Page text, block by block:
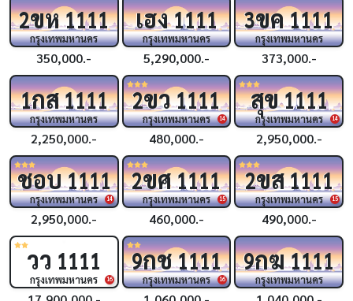
2ขห1111
กรุงเทพมหานคร
350,000.-
เฮง1111
กรุงเทพมหานคร
5,290,000.-
3ขค1111
กรุงเทพมหานคร
373,000.-
1กส1111
กรุงเทพมหานคร
2,250,000.-
14
2ขว1111
กรุงเทพมหานคร
480,000.-
14
สุข1111
กรุงเทพมหานคร
2,950,000.-
14
ชอบ1111
กรุงเทพมหานคร
2,950,000.-
15
2ขศ1111
กรุงเทพมหานคร
460,000.-
15
2ขส1111
กรุงเทพมหานคร
490,000.-
16
วว 1111
กรุงเทพมหานคร 16
9กช1111
กรุงเทพมหานคร
9กฆ1111
กรุงเทพมหานคร